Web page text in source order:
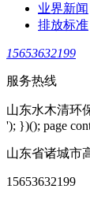
业界新闻
排放标准
15653632199
服务热线
山东水木清环
'); })(); page
山东省诸城市
15653632199